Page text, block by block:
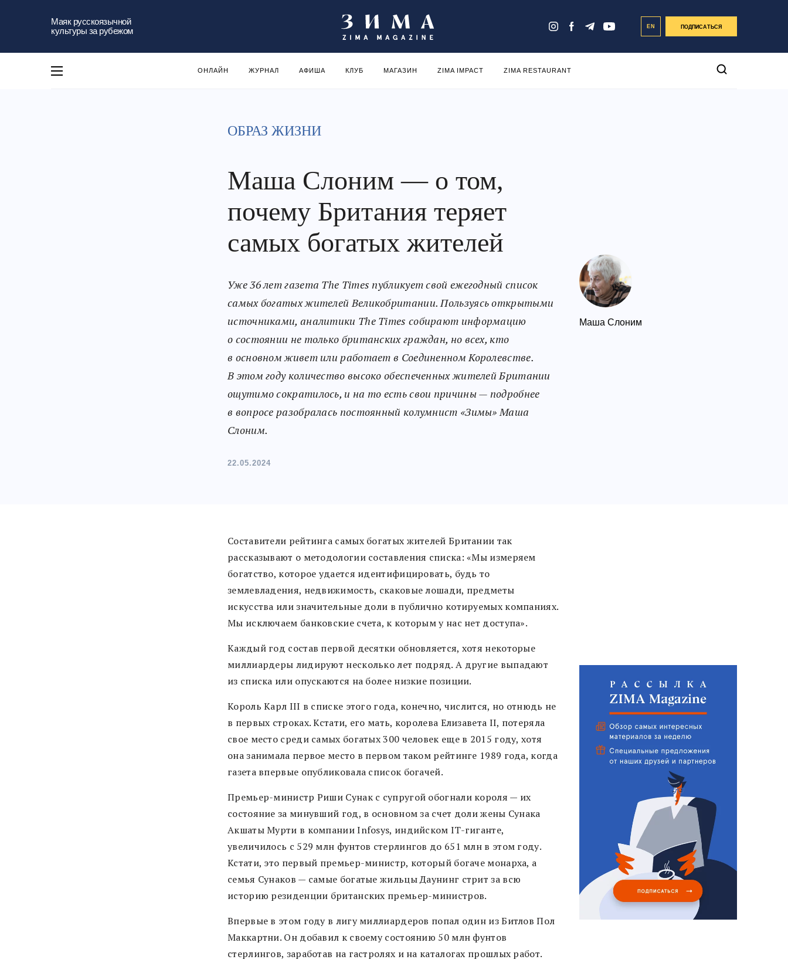
Маяк русскоязычной
культуры за рубежом
EN ПОДПИСАТЬСЯ
ОНЛАЙН ЖУРНАЛ АФИША КЛУБ МАГАЗИН ZIMA IMPACT ZIMA RESTAURANT
ОБРАЗ ЖИЗНИ
Маша Слоним — о том,
почему Британия теряет
самых богатых жителей
Уже 36 лет газета The Times публикует свой ежегодный список
самых богатых жителей Великобритании. Пользуясь открытыми
источниками, аналитики The Times собирают информацию
о состоянии не только британских граждан, но всех, кто
в основном живет или работает в Соединенном Королевстве.
В этом году количество высоко обеспеченных жителей Британии
ощутимо сократилось, и на то есть свои причины — подробнее
в вопросе разобралась постоянный колумнист «Зимы» Маша
Слоним.
22.05.2024
Маша Слоним
Составители рейтинга самых богатых жителей Британии так
рассказывают о методологии составления списка: «Мы измеряем
богатство, которое удается идентифицировать, будь то
землевладения, недвижимость, скаковые лошади, предметы
искусства или значительные доли в публично котируемых компаниях.
Мы исключаем банковские счета, к которым у нас нет доступа».
Каждый год состав первой десятки обновляется, хотя некоторые
миллиардеры лидируют несколько лет подряд. А другие выпадают
из списка или опускаются на более низкие позиции.
Король Карл III в списке этого года, конечно, числится, но отнюдь не
в первых строках. Кстати, его мать, королева Елизавета II, потеряла
свое место среди самых богатых 300 человек еще в 2015 году, хотя
она занимала первое место в первом таком рейтинге 1989 года, когда
газета впервые опубликовала список богачей.
Премьер-министр Риши Сунак с супругой обогнали короля — их
состояние за минувший год, в основном за счет доли жены Сунака
Акшаты Мурти в компании Infosys, индийском IT-гиганте,
увеличилось с 529 млн фунтов стерлингов до 651 млн в этом году.
Кстати, это первый премьер-министр, который богаче монарха, а
семья Сунаков — самые богатые жильцы Даунинг стрит за всю
историю резиденции британских премьер-министров.
Впервые в этом году в лигу миллиардеров попал один из Битлов Пол
Маккартни. Он добавил к своему состоянию 50 млн фунтов
стерлингов, заработав на гастролях и на каталогах прошлых работ.